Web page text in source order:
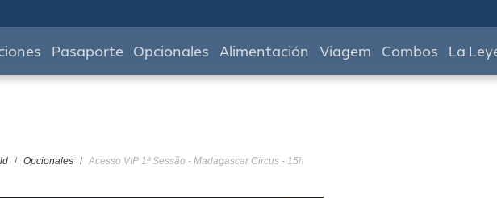
Pasaporte Opcionales Alimentación Viagem Combos La
Opcionales Acesso VIP 1ª Sessão - Madagascar Circus - 15h